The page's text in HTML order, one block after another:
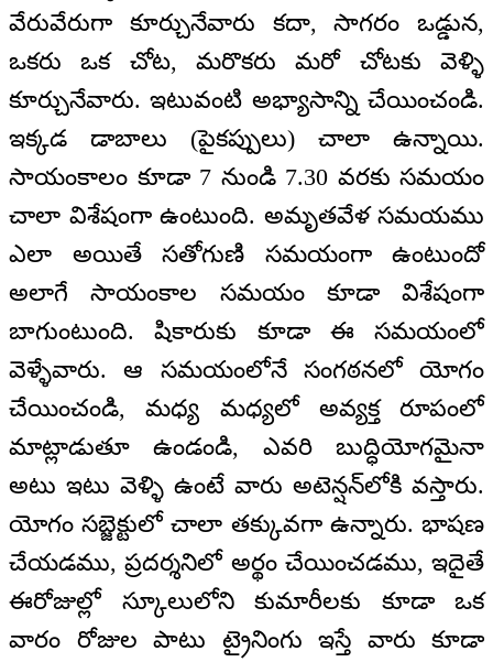
వేరువేరుగా కూర్చునేవారు కదా, సాగరం ఒడ్డున,
ఒకరు ఒక చోట, మరొకరు మరో చోటకు వెళ్ళి
కూర్చునేవారు. ఇటువంటి అభ్యాసాన్ని చేయించండి.
ఇక్కడ డాబాలు (పైకప్పులు) చాలా ఉన్నాయి.
సాయంకాలం కూడా 7 నుండి 7.30 వరకు సమయం
చాలా విశేషంగా ఉంటుంది. అమృతవేళ సమయము
ఎలా అయితే సతోగుణి సమయంగా ఉంటుందో
అలాగే సాయంకాల సమయం కూడా విశేషంగా
బాగుంటుంది. షికారుకు కూడా ఈ సమయంలో
వెళ్ళేవారు. ఆ సమయంలోనే సంగఠనలో యోగం
చేయించండి, మధ్య మధ్యలో అవ్యక్త రూపంలో
మాట్లాడుతూ ఉండండి, ఎవరి బుద్ధియోగమైనా
అటు ఇటు వెళ్ళి ఉంటే వారు అటెన్షన్‌లోకి వస్తారు.
యోగం సబ్జెక్టులో చాలా తక్కువగా ఉన్నారు. భాషణ
చేయడము, ప్రదర్శనిలో అర్థం చేయించడము, ఇదైతే
ఈరోజుల్లో స్కూలులోని కుమారీలకు కూడా ఒక
వారం రోజుల పాటు ట్రైనింగు ఇస్తే వారు కూడా